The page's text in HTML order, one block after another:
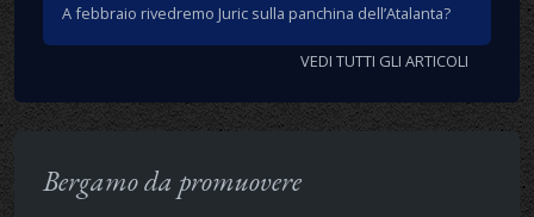
A febbraio rivedremo Juric sulla panchina dell’Atalanta?
VEDI TUTTI GLI ARTICOLI
Bergamo da promuovere